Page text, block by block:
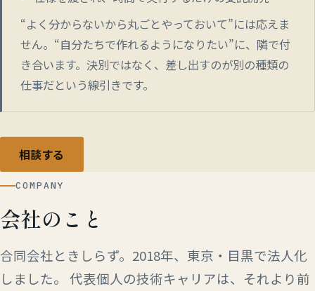
“よく分からないから丸ごとやっておいて”には応えま
せん。“自分たちで作れるようになりたい”に、隣で付
き合います。決別ではなく、差し出すのが別の種類の
仕事だという線引きです。
相談する
COMPANY
会社のこと
合同会社ときしらず。2018年、東京・目黒で法人化
しました。 代表個人の技術キャリアは、それより前